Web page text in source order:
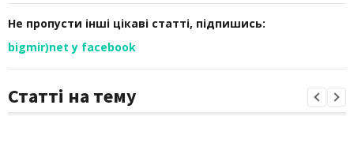
Не пропусти інші цікаві статті, підпишись:
bigmir)net у facebook
Статті на тему